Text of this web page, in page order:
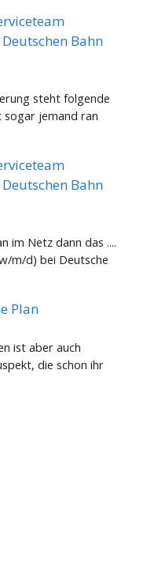
Bahn
steht folgende
jemand ran
Bahn
im Netz dann das ....
m/d) bei Deutsche
Plan
ist aber auch
die schon ihr